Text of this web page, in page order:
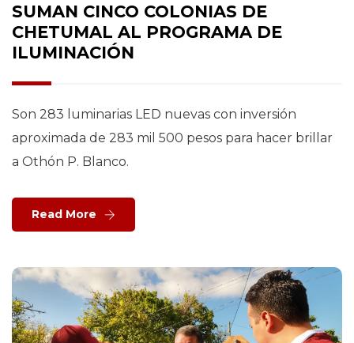
SUMAN CINCO COLONIAS DE
CHETUMAL AL PROGRAMA DE
ILUMINACIÓN
Son 283 luminarias LED nuevas con inversión
aproximada de 283 mil 500 pesos para hacer brillar
a Othón P. Blanco.
Read More